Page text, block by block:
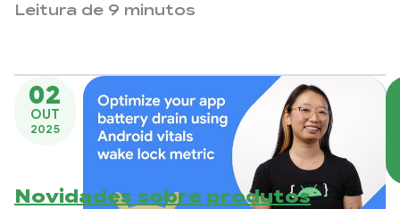
apresenta ferramentas de desempenho com
uma estrutura de desempenho personalizada.
Leitura de 9 minutos
02
OUT
2025
Novidades sobre produtos